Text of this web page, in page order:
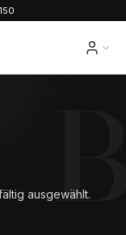
ausgewählt.